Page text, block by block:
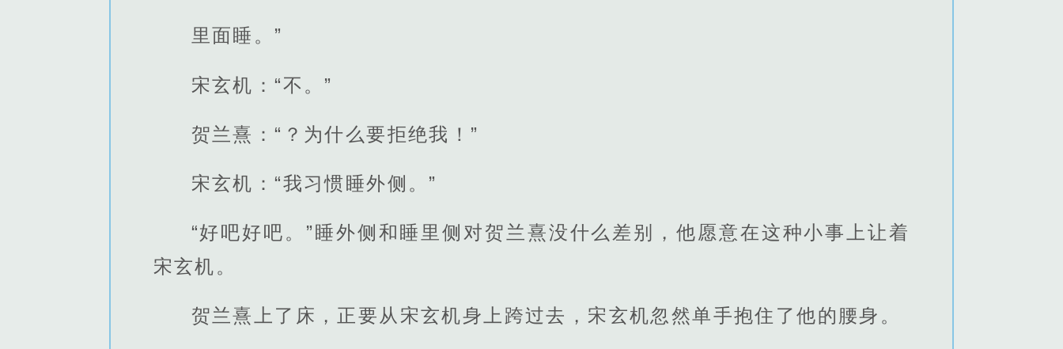
里面睡。”
宋玄机：“不。”
贺兰熹：“？为什么要拒绝我！”
宋玄机：“我习惯睡外侧。”
“好吧好吧。”睡外侧和睡里侧对贺兰熹没什么差别，他愿意在这种小事上让着
宋玄机。
贺兰熹上了床，正要从宋玄机身上跨过去，宋玄机忽然单手抱住了他的腰身。